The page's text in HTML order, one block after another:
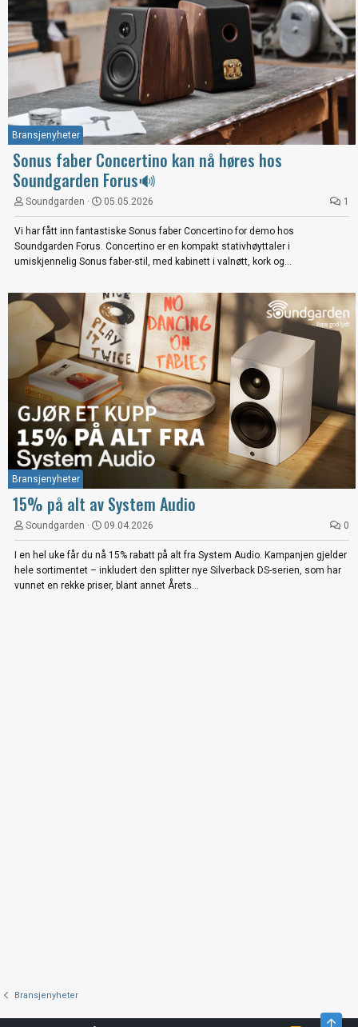
Bransjenyheter
Sonus faber Concertino kan nå høres hos
Soundgarden Forus🔊
Soundgarden 05.05.2026 1
Vi har fått inn fantastiske Sonus faber Concertino for demo hos
Soundgarden Forus. Concertino er en kompakt stativhøyttaler i
umiskjennelig Sonus faber-stil, med kabinett i valnøtt, kork og...
Bransjenyheter
15% på alt av System Audio
Soundgarden 09.04.2026 0
I en hel uke får du nå 15% rabatt på alt fra System Audio. Kampanjen gjelder
hele sortimentet – inkludert den splitter nye Silverback DS-serien, som har
vunnet en rekke priser, blant annet Årets...
Bransjenyheter